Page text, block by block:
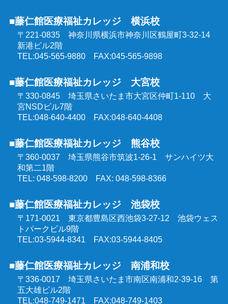
喀痰吸引等研修
医療的ケア教員講習会
埼玉県委託 公共職業訓練
群馬県委託 公共職業訓練
東京都委託 公共職業訓練
ケアマネジャー受験対策講座（オンラインコース）
社会福祉士受験対策講座（オンラインコース）
精神保健福祉士受験対策講座（オンラインコース）
■藤仁館医療福祉カレッジ 横浜校
〒221-0835 神奈川県横浜市神奈川区鶴屋町3-32-14
新港ビル2階
TEL:045-565-9880 FAX:045-565-9898
■藤仁館医療福祉カレッジ 大宮校
〒330-0845 埼玉県さいたま市大宮区仲町1-110 大
宮NSDビル7階
TEL:048-640-4400 FAX:048-640-4408
■藤仁館医療福祉カレッジ 熊谷校
〒360-0037 埼玉県熊谷市筑波1-26-1 サンハイツ大
和第二1階
TEL: 048-598-8200 FAX: 048-598-8366
■藤仁館医療福祉カレッジ 池袋校
〒171-0021 東京都豊島区西池袋3-27-12 池袋ウェス
トパークビル9階
TEL:03-5944-8341 FAX:03-5944-8405
■藤仁館医療福祉カレッジ 南浦和校
〒336-0017 埼玉県さいたま市南区南浦和2-39-16 第
五大雄ビル2階
TEL:048-749-1471 FAX:048-749-1403